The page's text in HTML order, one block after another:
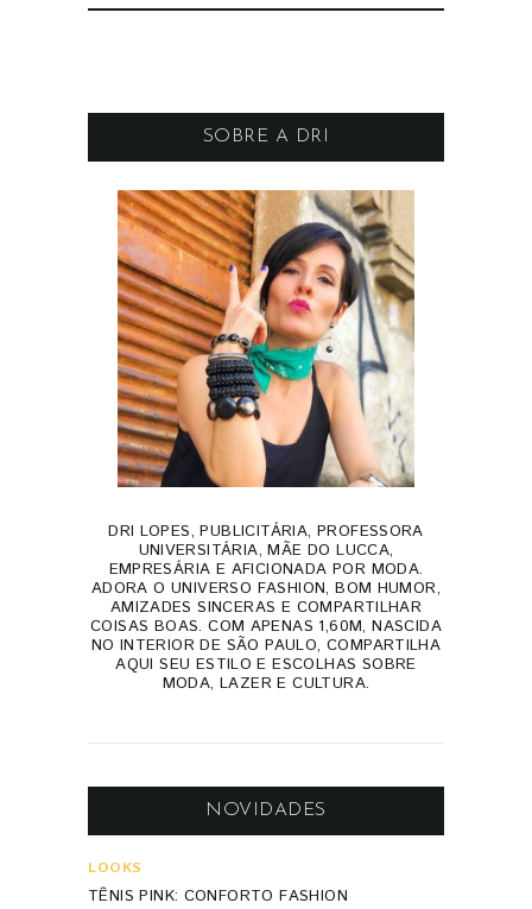
SOBRE A DRI
DRI LOPES, PUBLICITÁRIA, PROFESSORA
UNIVERSITÁRIA, MÃE DO LUCCA,
EMPRESÁRIA E AFICIONADA POR MODA.
ADORA O UNIVERSO FASHION, BOM HUMOR,
AMIZADES SINCERAS E COMPARTILHAR
COISAS BOAS. COM APENAS 1,60M, NASCIDA
NO INTERIOR DE SÃO PAULO, COMPARTILHA
AQUI SEU ESTILO E ESCOLHAS SOBRE
MODA, LAZER E CULTURA.
NOVIDADES
LOOKS
TÊNIS PINK: CONFORTO FASHION